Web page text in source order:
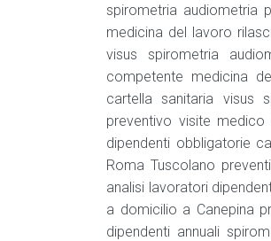
spirometria audiometria
medicina del lavoro
visus spirometria
competente medicina
cartella sanitaria visus
preventivo visite
dipendenti obbligatorie
Roma Tuscolano
analisi lavoratori
a domicilio a Canepina
dipendenti annuali